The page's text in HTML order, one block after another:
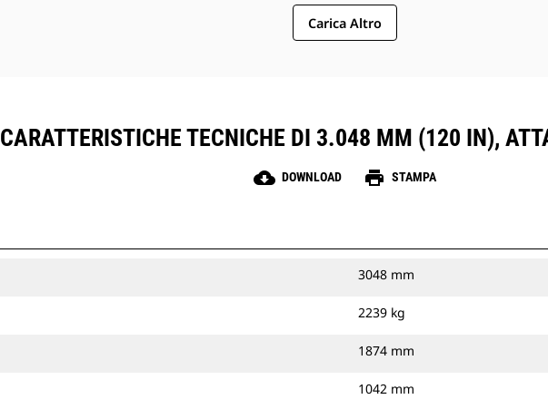
Carica Altro
CARATTERISTICHE TECNICHE DI 3.048 MM (120 IN),
cloud_download DOWNLOAD print STAMPA
3048 mm
2239 kg
1874 mm
1042 mm